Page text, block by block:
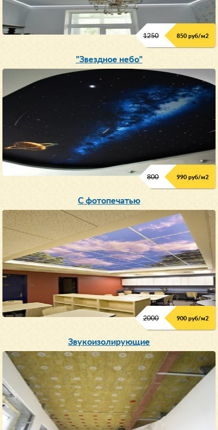
1250 850 руб/м2
"Звездное небо"
800 990 руб/м2
С фотопечатью
2000 900 руб/м2
Звукоизолирующие